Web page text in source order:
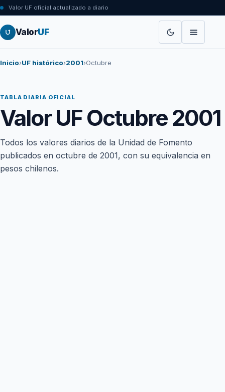
Valor UF oficial actualizado a diario
ValorUF
Inicio›UF histórico›2001›Octubre
TABLA DIARIA OFICIAL
Valor UF Octubre 2001
Todos los valores diarios de la Unidad de Fomento
publicados en octubre de 2001, con su equivalencia en
pesos chilenos.